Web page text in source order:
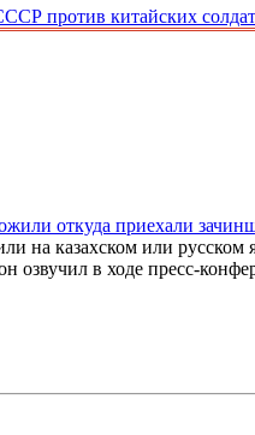
против китайских солдат
откуда приехали
на казахском или
озвучил в ходе пресс-